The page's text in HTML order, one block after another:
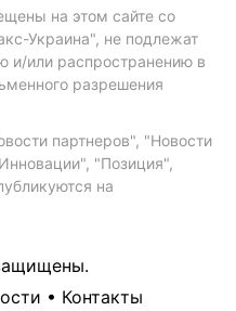
на этом сайте со
Украина", не подлежат
и/или распространению в
разрешения
партнеров", "Новости
"Позиция",
на
• Контакты